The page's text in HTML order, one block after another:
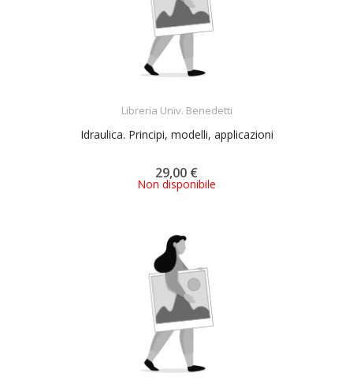
Libreria Univ. Benedetti
Idraulica. Principi, modelli, applicazioni
29,00 €
Non disponibile